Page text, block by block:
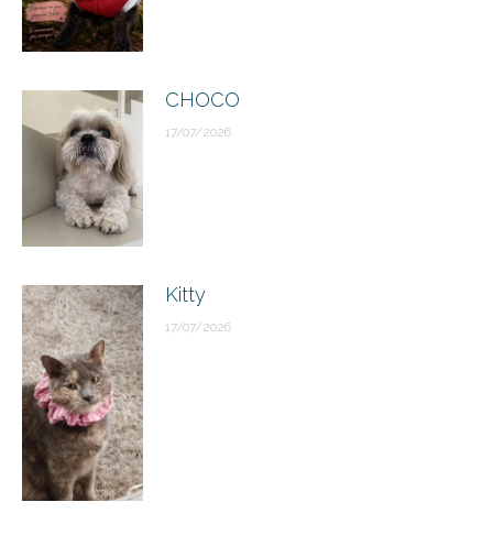
CHOCO
17/07/2026
Kitty
17/07/2026